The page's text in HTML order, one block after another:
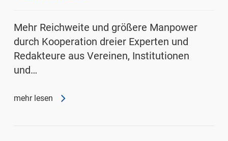
Mehr Reichweite und größere Manpower
durch Kooperation dreier Experten und
Redakteure aus Vereinen, Institutionen
und…
mehr lesen